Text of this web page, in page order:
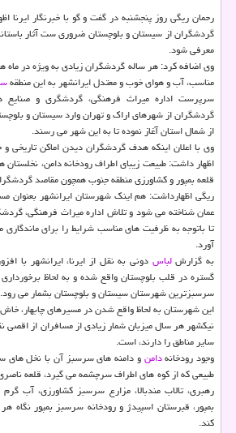
رحمان ریگی روز پنجشنبه در گفت و گو با خبرنگار ایرنا
گردشگران از سیستان و بلوچستان ضروری ست آثار
معرفی شود.
وی اضافه کرد: هر ساله گردشگران زیادی به ویژه در ماه
مناسب، آب و هوای خوب و معتدل ایرانشهر به این منطقه
سرپرست اداره میراث فرهنگی، گردشگری و صنایع
گردشگران از شهرهای اراک و تهران وارد سیستان و
از شمال استان آغاز نموده تا به این شهر می رسند.
وی با اعلان اینکه هدف گردشگران دیدن اماکن تاریخی
اظهار داشت: طبیعت زیبای اطراف رودخانه دامن،
قلعه بمپور و کشاورزی منطقه جنوب همچون مقاصد
ریگی اظهارداشت: هم اینک شهرستان ایرانشهر بعنوان
عمان شناخته می شود و تلاش اداره میراث فرهنگی،
تا باتوجه به ظرفیت های مناسب شرایط را برای
آورد.
به گزارشلباس
گستره در قلب بلوچستان واقع شده و به لحاظ
سرسبزترین شهرستان سیستان و بلوچستان بشمار می رود.
این شهرستان به لحاظ واقع شدن در مسیرهای چابهار،
نیکشهر هر سال میزبان شمار زیادی از مسافران از
سایر مناطق را دارند، است.
وجود رودخانهدامنو دامنه های سرسبز آن با نخل های
طبیعی که از کوه های اطراف سرچشمه می گیرد، قلعه
رهبری، تالاب مندبالا، مزارع سرسبز کشاورزی، آب
بمپور، قبرستان اسپیدژ و رودخانه سرسبز بمپور
کند.